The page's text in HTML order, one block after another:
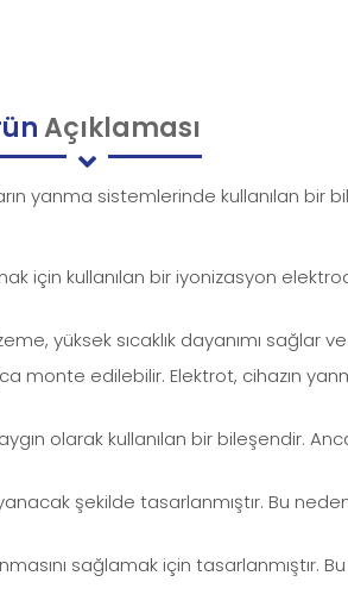
Açıklaması
yanma sistemlerinde kullanılan bir
için kullanılan bir iyonizasyon
yüksek sıcaklık dayanımı sağlar
monte edilebilir. Elektrot, cihazın
olarak kullanılan bir bileşendir.
şekilde tasarlanmıştır. Bu
sağlamak için